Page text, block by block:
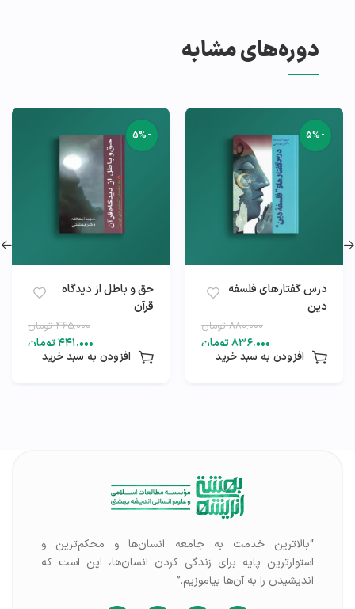
دوره‌های مشابه
-5%
حق و باطل از دیدگاه
۴۶۵.۰۰۰
۴۴۱.۰۰۰
افزودن به سبد خرید
-5%
بایدها و نبایدها
افزودن به سبد
“بالاترین خدمت به جامعه انسان‌ها و محکم‌ترین و
استوارترین پایه برای زندگی کردن انسان‌ها، این است که
اندیشیدن را به آن‌ها بیاموزیم.”